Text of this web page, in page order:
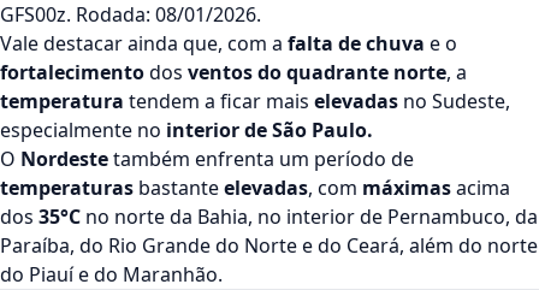
GFS00z. Rodada: 08/01/2026.
Vale destacar ainda que, com a falta de chuva e o
fortalecimentodos ventos do quadrante norte, a
temperatura tendem a ficar mais elevadas no Sudeste,
especialmente no interior de São Paulo.
O Nordestetambém enfrenta um período de
temperaturas bastanteelevadas, com máximasacima
dos 35°C no norte da Bahia, no interior de Pernambuco, da
Paraíba, do Rio Grande do Norte e do Ceará, além do norte
do Piauí e do Maranhão.